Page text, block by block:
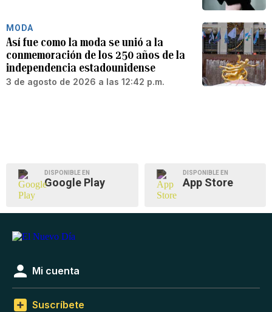
MODA
Así fue como la moda se unió a la
conmemoración de los 250 años de la
independencia estadounidense
3 de agosto de 2026 a las 12:42 p.m.
DISPONIBLE EN
Google Play
DISPONIBLE EN
App Store
Mi cuenta
Suscríbete